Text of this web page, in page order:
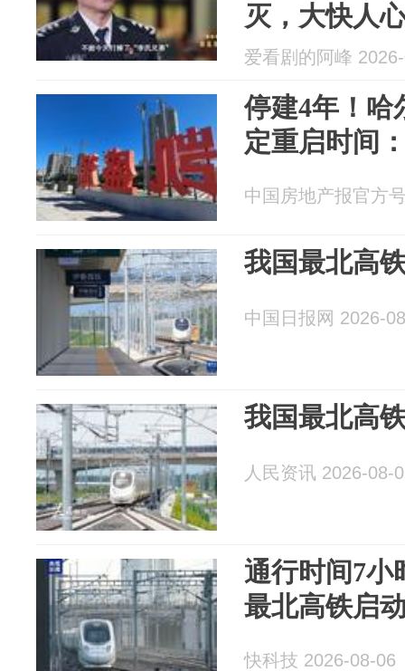
灭，大快人
爱看剧的阿峰
停建4年！哈
定重启时间
中国房地产报官方
我国最北高
中国日报网 2026-
我国最北高
人民资讯 2026-08-
通行时间7小
最北高铁启
快科技 2026-08-06